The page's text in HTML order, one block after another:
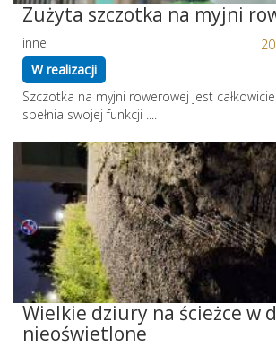
Zużyta szczotka na myjni
inne
W realizacji
Szczotka na myjni rowerowej jest
spełnia swojej funkcji ....
Wielkie dziury na ścieżce w
nieoświetlone